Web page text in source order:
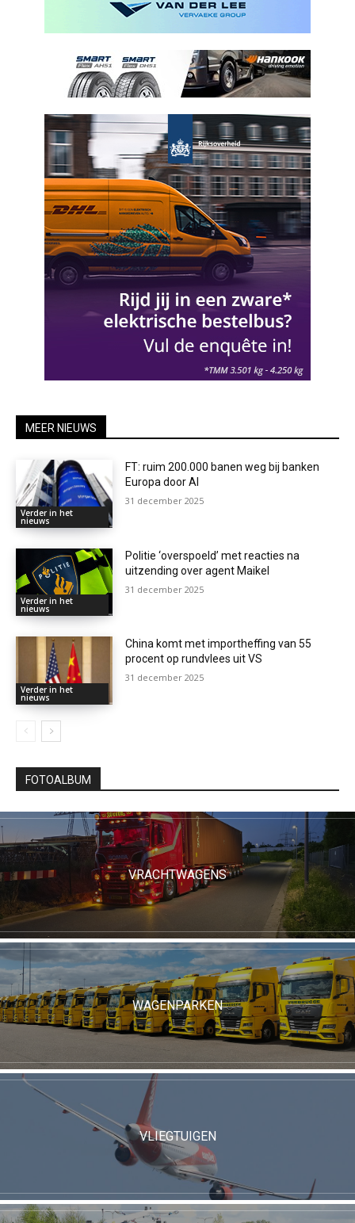
MEER NIEUWS
Verder in het
nieuws
FT: ruim 200.000 banen weg bij banken
Europa door AI
31 december 2025
Verder in het
nieuws
Politie ‘overspoeld’ met reacties na
uitzending over agent Maikel
31 december 2025
Verder in het
nieuws
China komt met importheffing van 55
procent op rundvlees uit VS
31 december 2025
FOTOALBUM
VRACHTWAGENS
WAGENPARKEN
VLIEGTUIGEN